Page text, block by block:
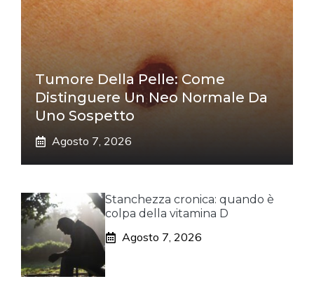
Tumore Della Pelle: Come
Distinguere Un Neo Normale Da
Uno Sospetto
Agosto 7, 2026
Stanchezza cronica: quando è
colpa della vitamina D
Agosto 7, 2026